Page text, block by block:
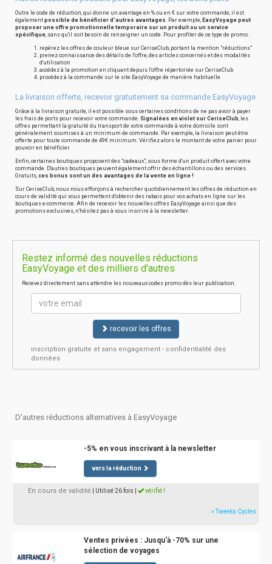
Outre le code de réduction, qui donne un avantage en % ou en € sur votre commande, il est
également possible de bénéficier d'autres avantages. Par exemple, EasyVoyage peut
proposer une offre promotionnelle temporaire sur un produit ou un service
spécifique, sans qu'il soit besoin de renseigner un code. Pour profiter de ce type de promo :
repérez les offres de couleur bleue sur CeriseClub, portant la mention "réductions"
prenez connaissance des détails de l'offre, des articles concernés et des modalités
d'utilisation
accédez à la promotion en cliquant depuis l'offre répertoriée sur CeriseClub
procédez à la commande sur le site EasyVoyage de manière habituelle
La livraison offerte, recevoir gratuitement sa commande EasyVoyage
Grâce à la livraison gratuite, il est possible sous certaines conditions de ne pas avoir à payer
les frais de ports pour recevoir votre commande. Signalées en violet sur CeriseClub, les
offres permettant la gratuité du transport de votre commande à votre domicile sont
généralement soumises à un minimum de commande. Par exemple, la livraison peut être
offerte pour toute commande de 49€ minimum. Vérifiez alors le montant de votre panier pour
pouvoir en bénéficier.
Enfin, certaines boutiques proposent des "cadeaux", sous forme d'un produit offert avec votre
commande. D'autres boutiques peuvent également offrir des échantillons ou des services.
Gratuits, ces bonus sont un des avantages de la vente en ligne !
Sur CeriseClub, nous nous efforçons à rechercher quotidiennement les offres de réduction en
cours de validité qui vous permettent d'obtenir des rabais pour vos achats en ligne sur les
boutiques e-commerce. Afin de recevoir les nouvelles offres EasyVoyage ainsi que des
promotions exclusives, n'hésitez pas à vous inscrire à la newsletter.
Restez informé des nouvelles réductions
EasyVoyage et des milliers d'autres
Recevez directement sans attendre les nouveaux codes promo dès leur publication.
recevoir les offres
inscription gratuite et sans engagement - confidentialité des
données
D'autres réductions alternatives à EasyVoyage
-5% en vous inscrivant à la newsletter
vers la réduction
En cours de validité | Utilisé 26 fois vérifié !
» Tweeks Cycles
Ventes privées : Jusqu'à -70% sur une
sélection de voyages